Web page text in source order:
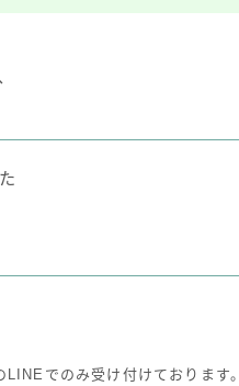
でのみ受け付けております。